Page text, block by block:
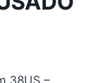
38US –